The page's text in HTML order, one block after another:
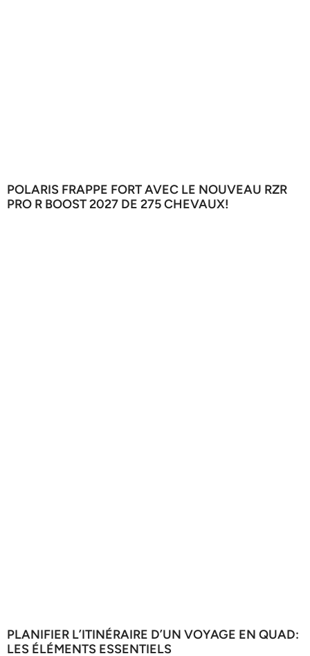
POLARIS FRAPPE FORT AVEC LE NOUVEAU RZR
PRO R BOOST 2027 DE 275 CHEVAUX!
PLANIFIER L’ITINÉRAIRE D’UN VOYAGE EN QUAD:
LES ÉLÉMENTS ESSENTIELS